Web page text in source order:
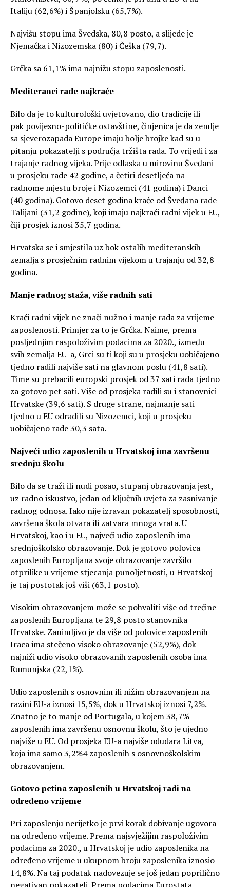
Italiju (62,6%) i Španjolsku (65,7%).
Najvišu stopu ima Švedska, 80,8 posto, a slijede je
Njemačka i Nizozemska (80) i Češka (79,7).
Grčka sa 61,1% ima najnižu stopu zaposlenosti.
Mediteranci rade najkraće
Bilo da je to kulturološki uvjetovano, dio tradicije ili
pak povijesno-političke ostavštine, činjenica je da zemlje
sa sjeverozapada Europe imaju bolje brojke kad su u
pitanju pokazatelji s područja tržišta rada. To vrijedi i za
trajanje radnog vijeka. Prije odlaska u mirovinu Šveđani
u prosjeku rade 42 godine, a četiri desetljeća na
radnome mjestu broje i Nizozemci (41 godina) i Danci
(40 godina). Gotovo deset godina kraće od Šveđana rade
Talijani (31,2 godine), koji imaju najkraći radni vijek u EU,
čiji prosjek iznosi 35,7 godina.
Hrvatska se i smjestila uz bok ostalih mediteranskih
zemalja s prosječnim radnim vijekom u trajanju od 32,8
godina.
Manje radnog staža, više radnih sati
Kraći radni vijek ne znači nužno i manje rada za vrijeme
zaposlenosti. Primjer za to je Grčka. Naime, prema
posljednjim raspoloživim podacima za 2020., između
svih zemalja EU-a, Grci su ti koji su u prosjeku uobičajeno
tjedno radili najviše sati na glavnom poslu (41,8 sati).
Time su prebacili europski prosjek od 37 sati rada tjedno
za gotovo pet sati. Više od prosjeka radili su i stanovnici
Hrvatske (39,6 sati). S druge strane, najmanje sati
tjedno u EU odradili su Nizozemci, koji u prosjeku
uobičajeno rade 30,3 sata.
Najveći udio zaposlenih u Hrvatskoj ima završenu
srednju školu
Bilo da se traži ili nudi posao, stupanj obrazovanja jest,
uz radno iskustvo, jedan od ključnih uvjeta za zasnivanje
radnog odnosa. Iako nije izravan pokazatelj sposobnosti,
završena škola otvara ili zatvara mnoga vrata. U
Hrvatskoj, kao i u EU, najveći udio zaposlenih ima
srednjoškolsko obrazovanje. Dok je gotovo polovica
zaposlenih Europljana svoje obrazovanje završilo
otprilike u vrijeme stjecanja punoljetnosti, u Hrvatskoj
je taj postotak još viši (63,1 posto).
Visokim obrazovanjem može se pohvaliti više od trećine
zaposlenih Europljana te 29,8 posto stanovnika
Hrvatske. Zanimljivo je da više od polovice zaposlenih
Iraca ima stečeno visoko obrazovanje (52,9%), dok
najniži udio visoko obrazovanih zaposlenih osoba ima
Rumunjska (22,1%).
Udio zaposlenih s osnovnim ili nižim obrazovanjem na
razini EU-a iznosi 15,5%, dok u Hrvatskoj iznosi 7,2%.
Znatno je to manje od Portugala, u kojem 38,7%
zaposlenih ima završenu osnovnu školu, što je ujedno
najviše u EU. Od prosjeka EU-a najviše odudara Litva,
koja ima samo 3,2%4 zaposlenih s osnovnoškolskim
obrazovanjem.
Gotovo petina zaposlenih u Hrvatskoj radi na
određeno vrijeme
Pri zaposlenju nerijetko je prvi korak dobivanje ugovora
na određeno vrijeme. Prema najsvježijim raspoloživim
podacima za 2020., u Hrvatskoj je udio zaposlenika na
određeno vrijeme u ukupnom broju zaposlenika iznosio
14,8%. Na taj podatak nadovezuje se još jedan poprilično